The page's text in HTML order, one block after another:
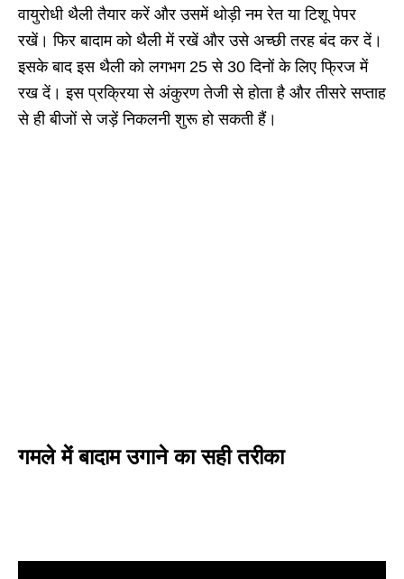
वायुरोधी थैली तैयार करें और उसमें थोड़ी नम रेत या टिशू पेपर
रखें। फिर बादाम को थैली में रखें और उसे अच्छी तरह बंद कर दें।
इसके बाद इस थैली को लगभग 25 से 30 दिनों के लिए फ्रिज में
रख दें। इस प्रक्रिया से अंकुरण तेजी से होता है और तीसरे सप्ताह
से ही बीजों से जड़ें निकलनी शुरू हो सकती हैं।
गमले में बादाम उगाने का सही तरीका